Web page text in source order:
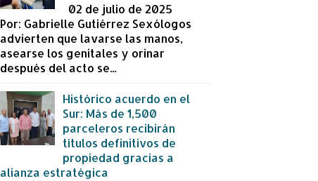
02 de julio de 2025
Por: Gabrielle Gutiérrez Sexólogos
advierten que lavarse las manos,
asearse los genitales y orinar
después del acto se...
Histórico acuerdo en el
Sur: Más de 1,500
parceleros recibirán
títulos definitivos de
propiedad gracias a
alianza estratégica